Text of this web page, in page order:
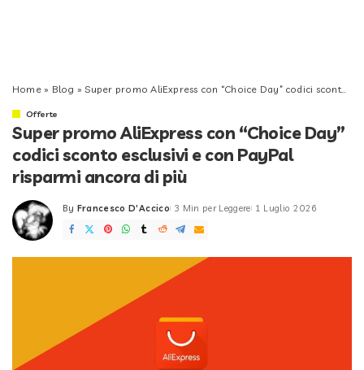
Home» Blog »Super promo AliExpress con “Choice Day” codici sconto esclusivi e con PayPal risparmi ancora di più
Offerte
Super promo AliExpress con “Choice Day”
codici sconto esclusivi e con PayPal
risparmi ancora di più
Posted
by
By Francesco D'Accico 3 Min per Leggere 1 Luglio 2026